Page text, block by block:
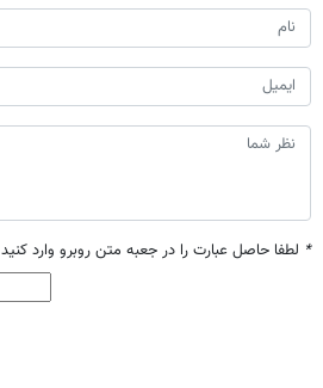
* لطفا حاصل عبارت را در جعبه متن روبرو وارد کنید